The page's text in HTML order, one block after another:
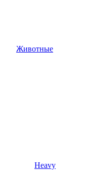
Животные
Heavy